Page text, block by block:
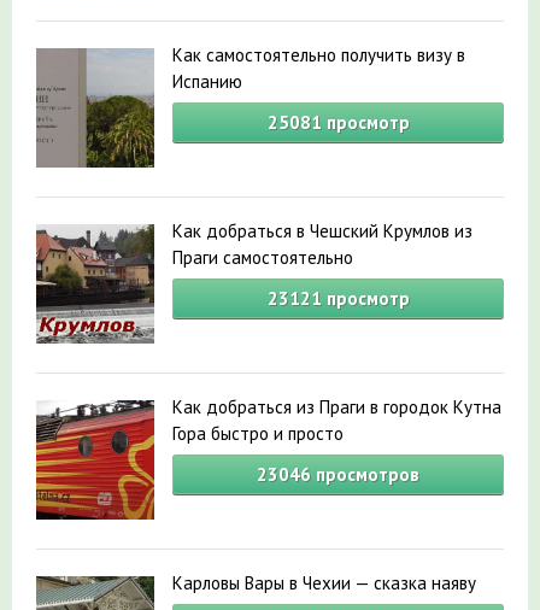
Как самостоятельно получить визу в
Испанию
25081 просмотр
Как добраться в Чешский Крумлов из
Праги самостоятельно
23121 просмотр
Как добраться из Праги в городок Кутна
Гора быстро и просто
23046 просмотров
Карловы Вары в Чехии — сказка наяву